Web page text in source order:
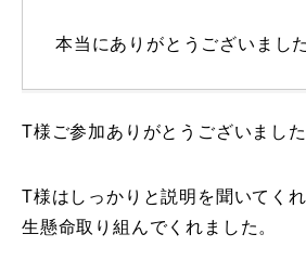
本当にありがとうございました
T様ご参加ありがとうございまし
T様はしっかりと説明を聞いてく
生懸命取り組んでくれました。